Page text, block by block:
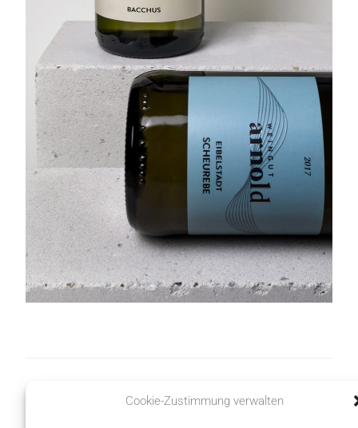
Cookie-Zustimmung verwalten
Ein König der
besonderen Art